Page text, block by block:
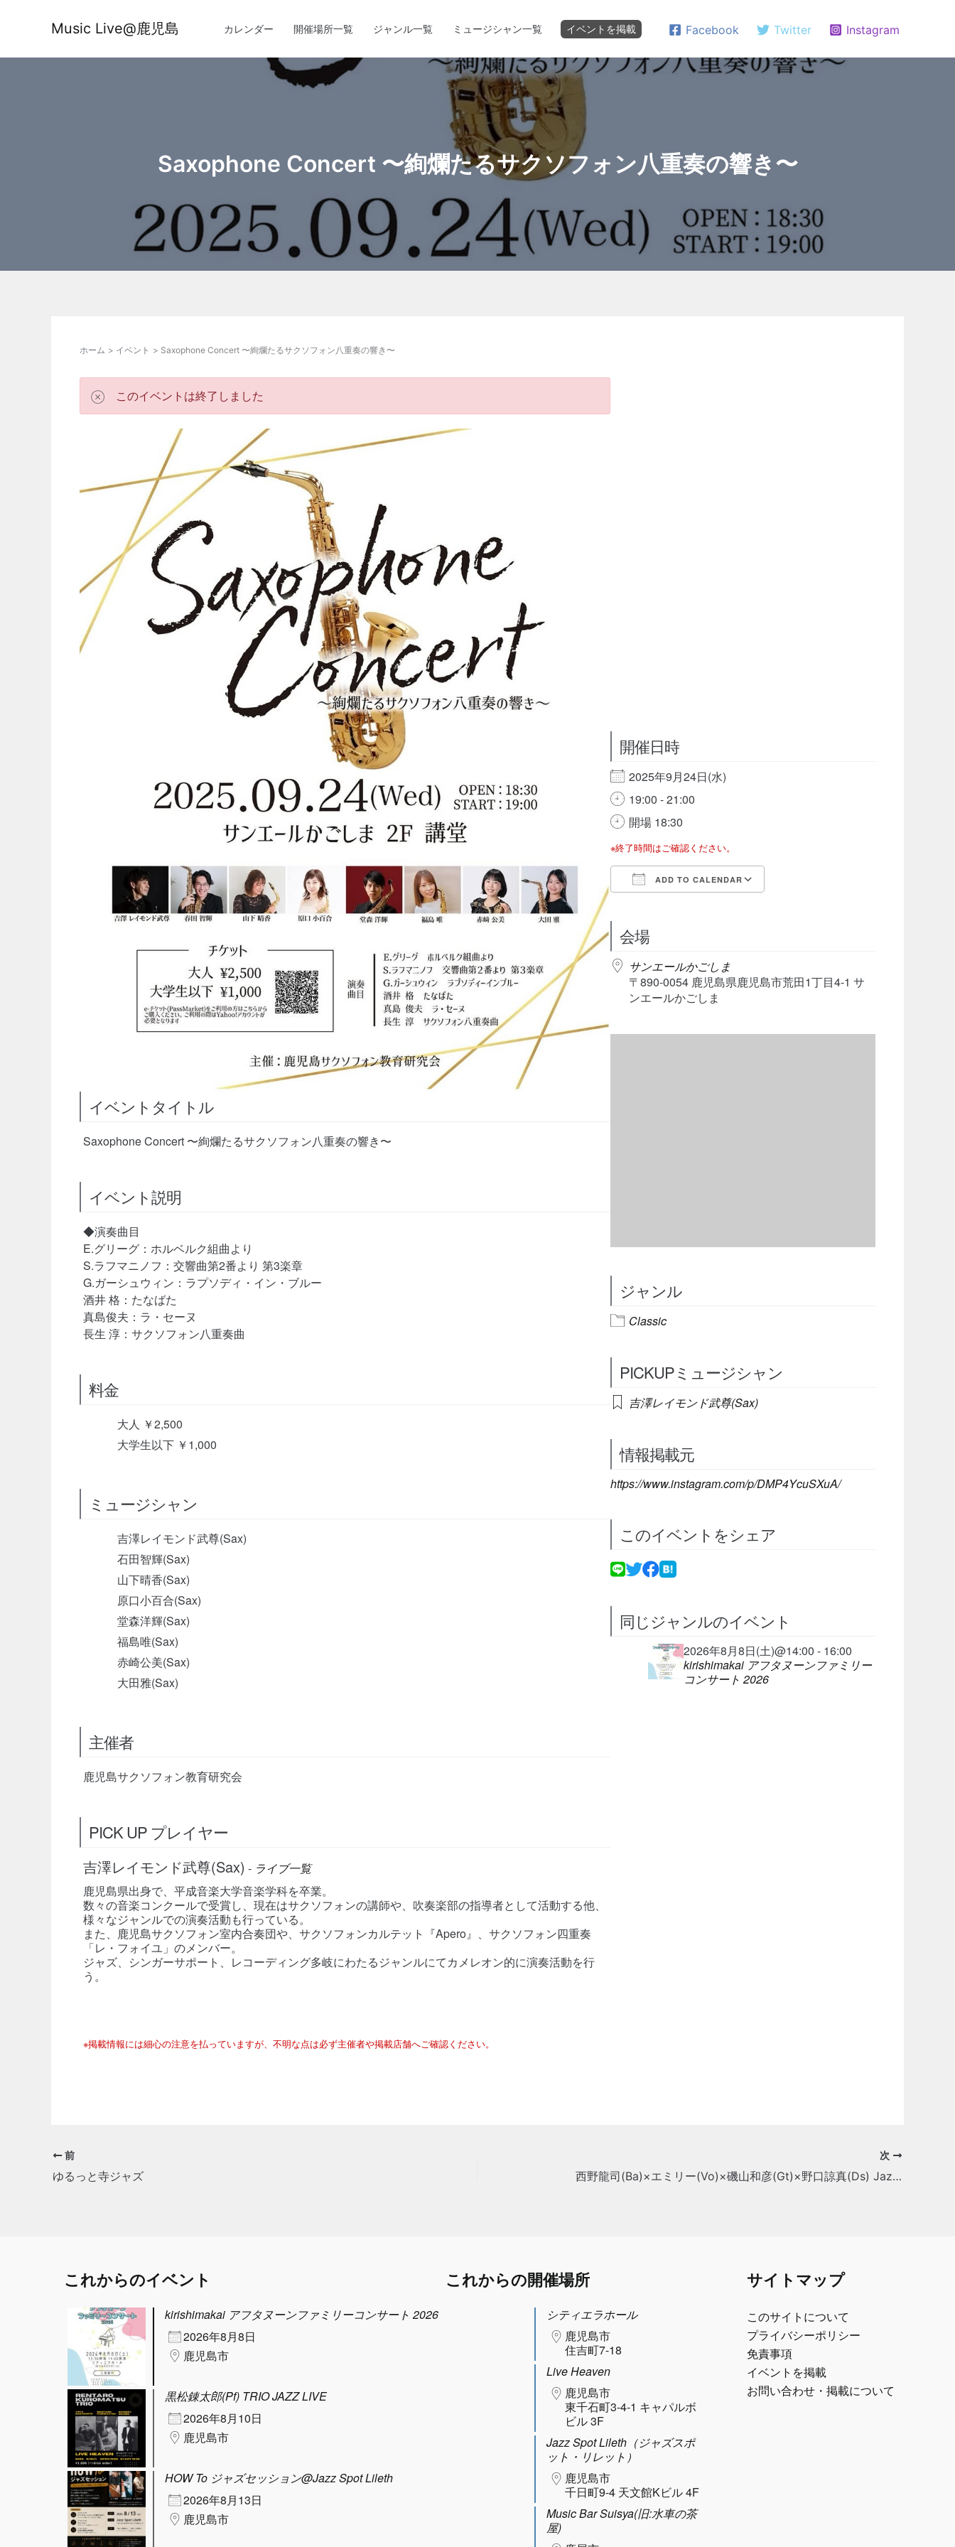
Music Live@鹿児島 カレンダー 開催場所一覧 ジャンル一覧 ミュージシャン一覧 イベントを掲載 Facebook Twitter Instagram
Saxophone Concert 〜絢爛たるサクソフォン八重奏の響き〜
ホーム イベント Saxophone Concert 〜絢爛たるサクソフォン八重奏の響き〜
このイベントは終了しました
イベントタイトル
Saxophone Concert 〜絢爛たるサクソフォン八重奏の響き〜
イベント説明
◆演奏曲目
E.グリーグ：ホルベルク組曲より
S.ラフマニノフ：交響曲第2番より 第3楽章
G.ガーシュウィン：ラプソディ・イン・ブルー
酒井 格：たなばた
真島俊夫：ラ・セーヌ
長生 淳：サクソフォン八重奏曲
料金
大人 ￥2,500
大学生以下 ￥1,000
ミュージシャン
吉澤レイモンド武尊(Sax)
石田智輝(Sax)
山下晴香(Sax)
原口小百合(Sax)
堂森洋輝(Sax)
福島唯(Sax)
赤崎公美(Sax)
大田雅(Sax)
主催者
鹿児島サクソフォン教育研究会
PICK UP プレイヤー
吉澤レイモンド武尊(Sax) - ライブ一覧
鹿児島県出身で、平成音楽大学音楽学科を卒業。
数々の音楽コンクールで受賞し、現在はサクソフォンの講師や、吹奏楽部の指導者として活動する他、
様々なジャンルでの演奏活動も行っている。
また、鹿児島サクソフォン室内合奏団や、サクソフォンカルテット『Apero』、サクソフォン四重奏
「レ・フォイユ」のメンバー。
ジャズ、シンガーサポート、レコーディング多岐にわたるジャンルにてカメレオン的に演奏活動を行
う。
※掲載情報には細心の注意を払っていますが、不明な点は必ず主催者や掲載店舗へご確認ください。
開催日時
2025年9月24日(水)
19:00 - 21:00
開場 18:30
※終了時間はご確認ください。
ADD TO CALENDAR
会場
サンエールかごしま
〒890-0054 鹿児島県鹿児島市荒田1丁目4-1 サ
ンエールかごしま
ジャンル
Classic
PICKUPミュージシャン
吉澤レイモンド武尊(Sax)
情報掲載元
https://www.instagram.com/p/DMP4YcuSXuA/
このイベントをシェア
同じジャンルのイベント
2026年8月8日(土)@14:00 - 16:00
kirishimakai アフタヌーンファミリー
コンサート 2026
前
ゆるっと寺ジャズ
次
西野龍司(Ba)×エミリー(Vo)×磯山和彦(Gt)×野口諒真(Ds) Jazz & Rock Crossover
これからのイベント
kirishimakai アフタヌーンファミリーコンサート 2026
2026年8月8日
鹿児島市
黒松錬太郎(Pf) TRIO JAZZ LIVE
2026年8月10日
鹿児島市
HOW To ジャズセッション@Jazz Spot Lileth
2026年8月13日
鹿児島市
これからの開催場所
シティエラホール
鹿児島市
住吉町7-18
Live Heaven
鹿児島市
東千石町3-4-1 キャパルボ
ビル 3F
Jazz Spot Lileth（ジャズスポ
ット・リレット）
鹿児島市
千日町9-4 天文館Kビル 4F
Music Bar Suisya(旧:水車の茶
屋)
サイトマップ
このサイトについて
プライバシーポリシー
免責事項
イベントを掲載
お問い合わせ・掲載について